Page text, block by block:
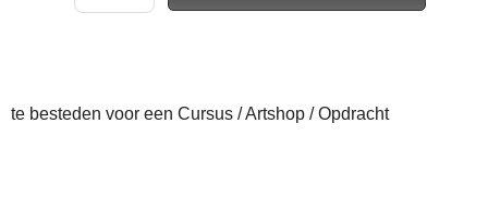
te besteden voor een Cursus / Artshop / Opdracht